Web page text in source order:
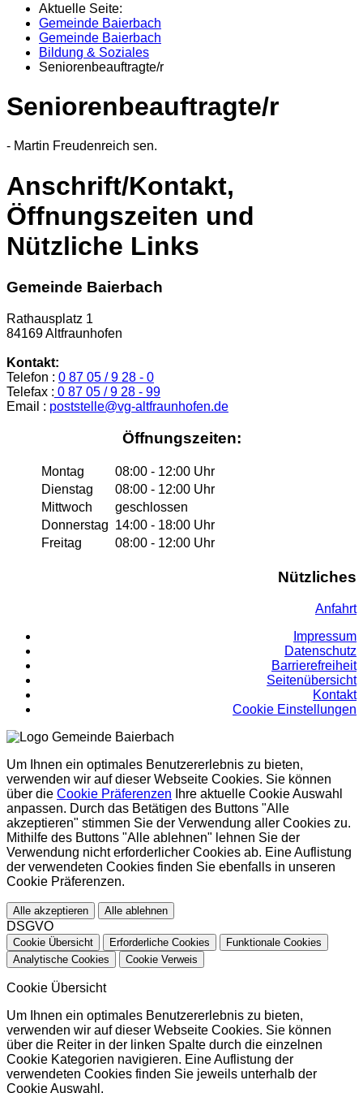
Aktuelle Seite:
Gemeinde Baierbach
Gemeinde Baierbach
Bildung & Soziales
Seniorenbeauftragte/r
Seniorenbeauftragte/r
- Martin Freudenreich sen.
Anschrift/Kontakt,
Öffnungszeiten und
Nützliche Links
Gemeinde Baierbach
Rathausplatz 1
84169 Altfraunhofen
Kontakt:
Telefon : 0 87 05 / 9 28 - 0
Telefax : 0 87 05 / 9 28 - 99
Email : poststelle@vg-altfraunhofen.de
Öffnungszeiten:
Montag
08:00 - 12:00 Uhr
Dienstag
08:00 - 12:00 Uhr
Mittwoch
geschlossen
Donnerstag 14:00 - 18:00 Uhr
Freitag
08:00 - 12:00 Uhr
Nützliches
Anfahrt
Impressum
Datenschutz
Barrierefreiheit
Seitenübersicht
Kontakt
Cookie Einstellungen
Um Ihnen ein optimales Benutzererlebnis zu bieten,
verwenden wir auf dieser Webseite Cookies. Sie können
über die Cookie Präferenzen Ihre aktuelle Cookie Auswahl
anpassen. Durch das Betätigen des Buttons "Alle
akzeptieren" stimmen Sie der Verwendung aller Cookies zu.
Mithilfe des Buttons "Alle ablehnen" lehnen Sie der
Verwendung nicht erforderlicher Cookies ab. Eine Auflistung
der verwendeten Cookies finden Sie ebenfalls in unseren
Cookie Präferenzen.
Alle akzeptieren Alle ablehnen
DSGVO
Cookie Übersicht Erforderliche Cookies
Funktionale Cookies
Analytische Cookies
Cookie Verweis
Cookie Übersicht
Um Ihnen ein optimales Benutzererlebnis zu bieten,
verwenden wir auf dieser Webseite Cookies. Sie können
über die Reiter in der linken Spalte durch die einzelnen
Cookie Kategorien navigieren. Eine Auflistung der
verwendeten Cookies finden Sie jeweils unterhalb der
Cookie Auswahl.